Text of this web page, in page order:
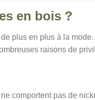
en bois ?
plus en plus à la
raisons de
comportent pas de